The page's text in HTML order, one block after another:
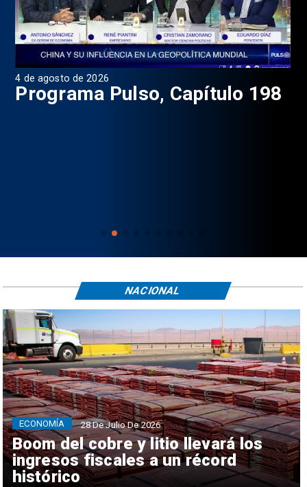
4 de agosto de 2026
Programa Pulso, Capítulo 198
Boom del cobre y litio llevará los
ingresos fiscales a un récord
histórico
ECONOMÍA 28 De Julio De 2026
NACIONAL